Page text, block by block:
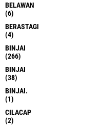
BELAWAN
(6)
BERASTAGI
(4)
BINJAI
(266)
BINJAI
(38)
BINJAI.
(1)
CILACAP
(2)